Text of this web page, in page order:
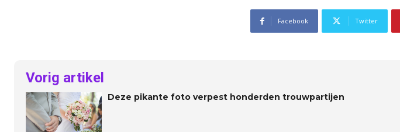
Facebook Twitter
Vorig artikel
Deze pikante foto verpest honderden trouwpartijen